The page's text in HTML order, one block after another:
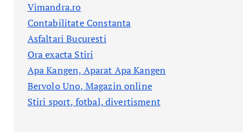
Vimandra.ro
Contabilitate Constanta
Asfaltari Bucuresti
Ora exacta Stiri
Apa Kangen, Aparat Apa Kangen
Bervolo Uno, Magazin online
Stiri sport, fotbal,divertisment